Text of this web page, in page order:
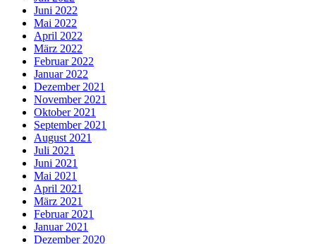
Juni 2022
Mai 2022
April 2022
März 2022
Februar 2022
Januar 2022
Dezember 2021
November 2021
Oktober 2021
September 2021
August 2021
Juli 2021
Juni 2021
Mai 2021
April 2021
März 2021
Februar 2021
Januar 2021
Dezember 2020